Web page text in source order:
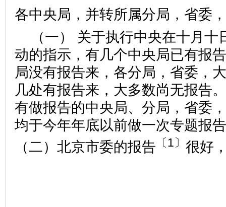
各中央局，并转所属分局，省委
（一） 关于执行中央在十月
动的指示，有几个中央局已有报
局没有报告来，各分局，省委，
几处有报告来，大多数尚无报告
有做报告的中央局、分局，省委
均于今年年底以前做一次专题报
（二）北京市委的报告 〔1〕 很好